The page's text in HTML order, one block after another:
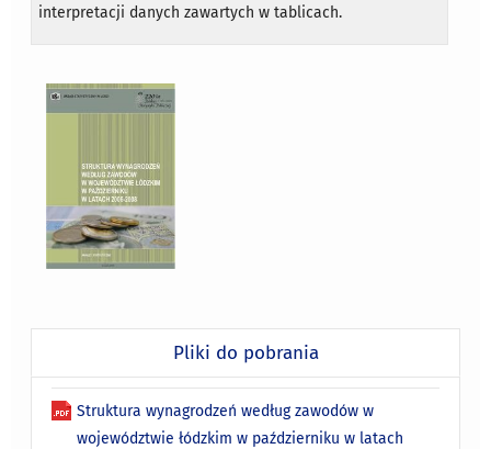
interpretacji danych zawartych w tablicach.
Pliki do pobrania
Struktura wynagrodzeń według zawodów w
województwie łódzkim w październiku w latach